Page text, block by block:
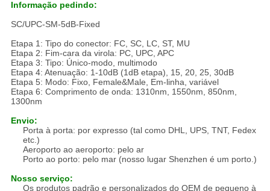
Informação pedindo:
SC/UPC-SM-5dB-Fixed
Etapa 1: Tipo do conector: FC, SC, LC, ST, MU
Etapa 2: Fim-cara da virola: PC, UPC, APC
Etapa 3: Tipo: Único-modo, multimodo
Etapa 4: Atenuação: 1-10dB (1dB etapa), 15, 20, 25, 30dB
Etapa 5: Modo: Fixo, Female&Male, Em-linha, variável
Etapa 6: Comprimento de onda: 1310nm, 1550nm, 850nm,
1300nm
Envio:
Porta à porta: por expresso (tal como DHL, UPS, TNT, Fedex
etc.)
Aeroporto ao aeroporto: pelo ar
Porto ao porto: pelo mar (nosso lugar Shenzhen é um porto.)
Nosso serviço:
Os produtos padrão e personalizados do OEM de pequeno à